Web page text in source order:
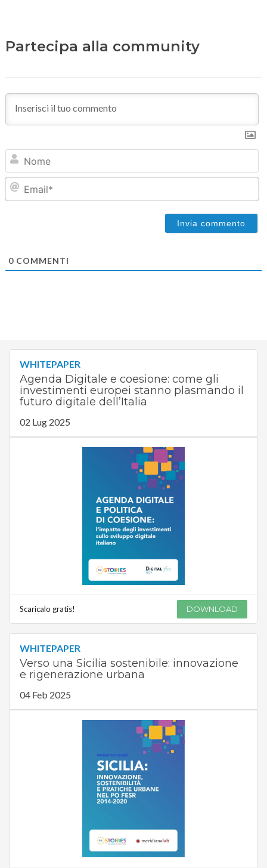
Partecipa alla community
0COMMENTI
WHITEPAPER
Agenda Digitale e coesione: come gli
investimenti europei stanno plasmando il
futuro digitale dell’Italia
02 Lug 2025
Scaricalo gratis! DOWNLOAD
WHITEPAPER
Verso una Sicilia sostenibile: innovazione
e rigenerazione urbana
04 Feb 2025